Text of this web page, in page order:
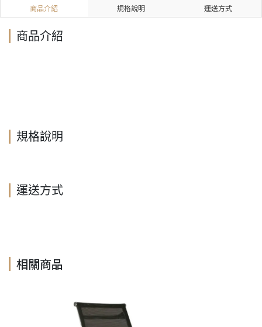
商品介紹 規格說明 運送方式
商品介紹
規格說明
運送方式
相關商品